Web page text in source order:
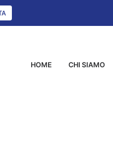
HOME CHI SIAMO